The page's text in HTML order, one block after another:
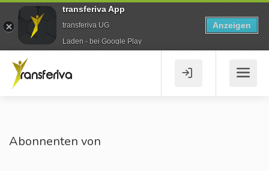
Abonnenten von
transferiva App
transferiva UG
Laden - bei Google Play
Anzeigen